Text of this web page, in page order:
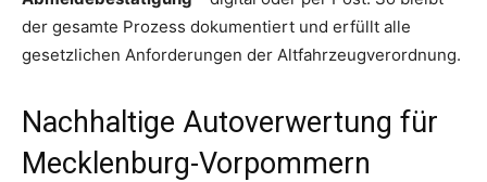
der gesamte Prozess dokumentiert und erfüllt alle
gesetzlichen Anforderungen der Altfahrzeugverordnung.
Nachhaltige Autoverwertung für
Mecklenburg-Vorpommern